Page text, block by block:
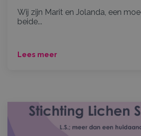
Wij zijn Marit en Jolanda, een
beide...
Lees meer